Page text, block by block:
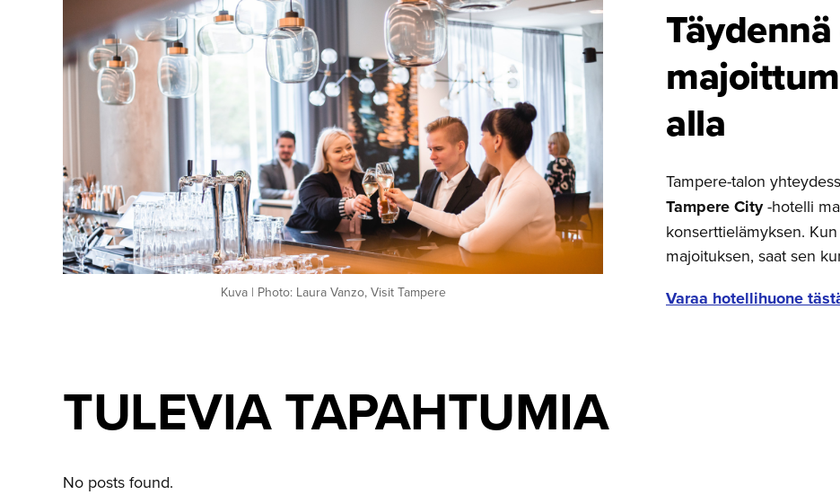
Kuva | Photo: Laura Vanzo, Visit Tampere
alla
Tampere-talon
Tampere City-hotelli
konserttielämyksen.
majoituksen, saat sen
Varaa hotellihuone
TULEVIA TAPAHTUMIA
No posts found.